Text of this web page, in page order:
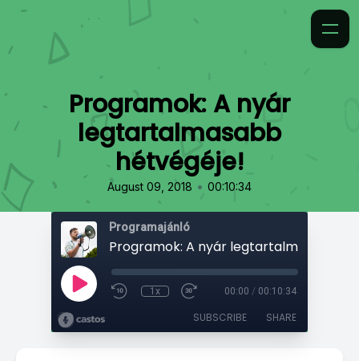
Programok: A nyár
legtartalmasabb
hétvégéje!
August 09, 2018 • 00:10:34
Programajánló
1x 00:00 / 00:10:34
SUBSCRIBE SHARE